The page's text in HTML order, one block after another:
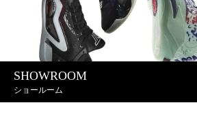
SHOWROOM
ショールーム